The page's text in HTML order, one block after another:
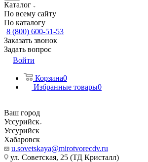
Каталог
По всему сайту
По каталогу
8 (800) 600-51-53
Заказать звонок
Задать вопрос
Войти
Корзина0
Избранные товары0
Ваш город
Уссурийск
Уссурийск
Хабаровск
u.sovetskaya@mirotvorecdv.ru
ул. Советская, 25 (ТД Кристалл)